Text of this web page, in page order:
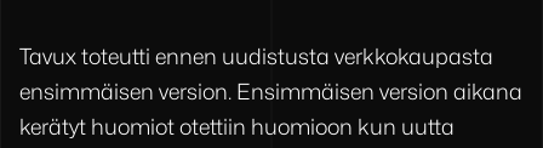
Tavux toteutti ennen uudistusta verkkokaupasta
ensimmäisen version. Ensimmäisen version aikana
kerätyt huomiot otettiin huomioon kun uutta